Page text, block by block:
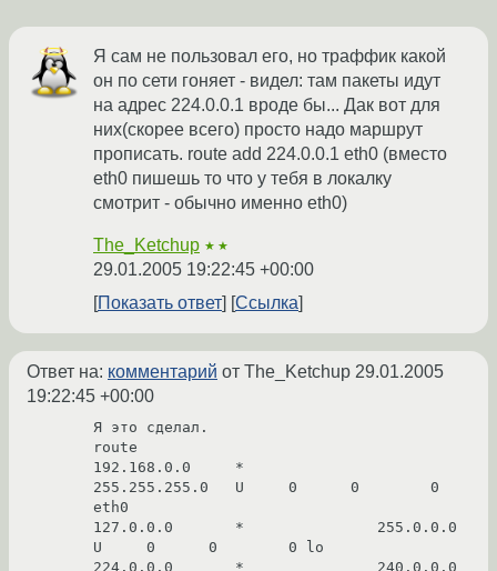
Я сам не пользовал его, но траффик какой
он по сети гоняет - видел: там пакеты идут
на адрес 224.0.0.1 вроде бы... Дак вот для
них(скорее всего) просто надо маршрут
прописать. route add 224.0.0.1 eth0 (вместо
eth0 пишешь то что у тебя в локалку
смотрит - обычно именно eth0)
The_Ketchup ★★
29.01.2005 19:22:45 +00:00
Показать ответ
Ссылка
Ответ на: комментарий от The_Ketchup 29.01.2005
19:22:45 +00:00
Я это сделал.
route
192.168.0.0     *
255.255.255.0   U     0      0        0
eth0
127.0.0.0       *               255.0.0.0
U     0      0        0 lo
224.0.0.0       *               240.0.0.0